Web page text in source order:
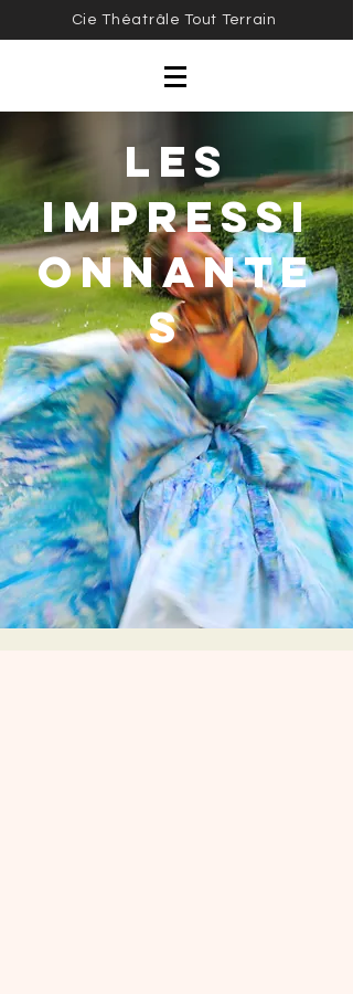
Cie Théatrâle Tout Terrain
LES
IMPRESSI
ONnANTE
S